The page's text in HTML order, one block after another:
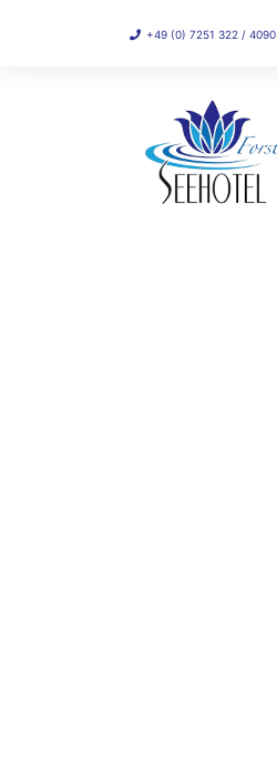
+49 (0) 7251 322 / 4090